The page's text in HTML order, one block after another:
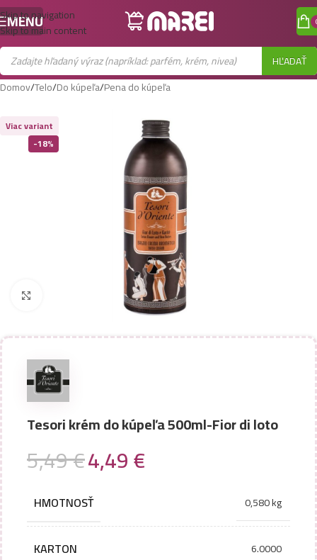
Skip to navigation
Skip to main content
MENU
HĽADAŤ
Domov/Telo/Do kúpeľa/Pena do kúpeľa
-18%
Viac variant
Zobraziť väčší obrázok
Tesori krém do kúpeľa 500ml-Fior di loto
5,49€4,49€
HMOTNOSŤ 0,580 kg
KARTON 6.0000